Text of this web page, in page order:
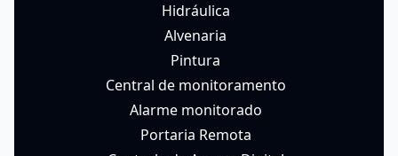
Hidráulica
Alvenaria
Pintura
Central de monitoramento
Alarme monitorado
Portaria Remota